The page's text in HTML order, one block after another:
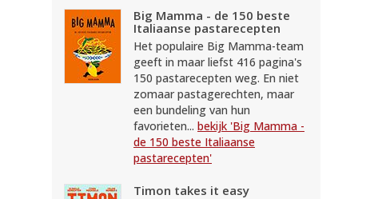
Big Mamma - de 150 beste
Italiaanse pastarecepten
Het populaire Big Mamma-team
geeft in maar liefst 416 pagina's
150 pastarecepten weg. En niet
zomaar pastagerechten, maar
een bundeling van hun
favorieten... bekijk 'Big Mamma -
de 150 beste Italiaanse
pastarecepten'
Timon takes it easy